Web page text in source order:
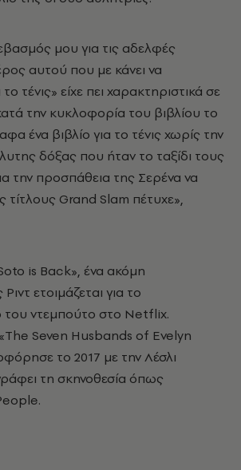
μου για τις αδελφές
αυτού που με κάνει να
τένις» είχε πει χαρακτηριστικά σε
την κυκλοφορία του βιβλίου το
ένα βιβλίο για το τένις χωρίς την
δόξας που ήταν το ταξίδι τους
την προσπάθεια της Σερένα να
τίτλους Grand Slam πέτυχε»,
is Back», ένα ακόμη
ετοιμάζεται για το
του ντεμπούτο στο Netflix.
«The Seven Husbands of Evelyn
το 2017 με την Λέσλι
τη σκηνοθεσία όπως